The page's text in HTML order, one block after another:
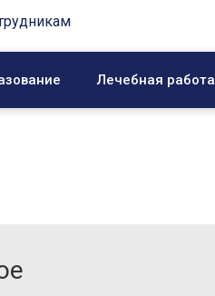
Лечебная работа